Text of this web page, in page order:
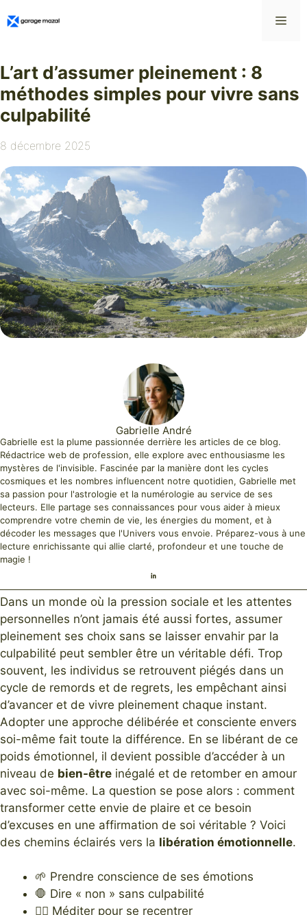
au
L’art d’assumer pleinement : 8
méthodes simples pour vivre sans
culpabilité
8 décembre 2025
Gabrielle André
Gabrielle est la plume passionnée derrière les articles de ce blog.
Rédactrice web de profession, elle explore avec enthousiasme les
mystères de l'invisible. Fascinée par la manière dont les cycles
cosmiques et les nombres influencent notre quotidien, Gabrielle met
sa passion pour l'astrologie et la numérologie au service de ses
lecteurs. Elle partage ses connaissances pour vous aider à mieux
comprendre votre chemin de vie, les énergies du moment, et à
décoder les messages que l'Univers vous envoie. Préparez-vous à une
lecture enrichissante qui allie clarté, profondeur et une touche de
magie !
Dans un monde où la pression sociale et les attentes
personnelles n’ont jamais été aussi fortes, assumer
pleinement ses choix sans se laisser envahir par la
culpabilité peut sembler être un véritable défi. Trop
souvent, les individus se retrouvent piégés dans un
cycle de remords et de regrets, les empêchant ainsi
d’avancer et de vivre pleinement chaque instant.
Adopter une approche délibérée et consciente envers
soi-même fait toute la différence. En se libérant de ce
poids émotionnel, il devient possible d’accéder à un
niveau de bien-être inégalé et de retomber en amour
avec soi-même. La question se pose alors : comment
transformer cette envie de plaire et ce besoin
d’excuses en une affirmation de soi véritable ? Voici
des chemins éclairés vers la libération émotionnelle.
🌱 Prendre conscience de ses émotions
🛑 Dire « non » sans culpabilité
🧘‍♀️ Méditer pour se recentrer